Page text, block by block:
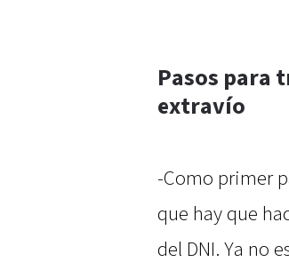
Pasos para
extravío
-Como primer
que hay que
del DNI. Ya no